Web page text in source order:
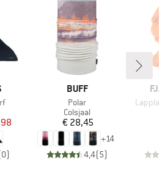
prijs
0)
MERK
BUFF
Artikel
Polar
Productgroep
Colsjaal
Prijs
€ 28,45
+14
4,4(5)
Artikel